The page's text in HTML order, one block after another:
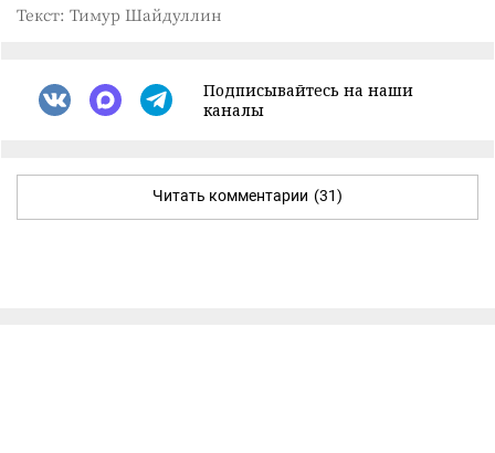
Текст: Тимур Шайдуллин
Подписывайтесь на наши
каналы
Читать комментарии (31)